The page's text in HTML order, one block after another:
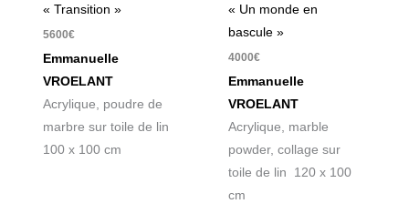
« Transition »
5600€
Emmanuelle
VROELANT
Acrylique, poudre de
marbre sur toile de lin
100 x 100 cm
« Un monde en
bascule »
4000€
Emmanuelle
VROELANT
Acrylique, marble
powder, collage sur
toile de lin 120 x 100
cm